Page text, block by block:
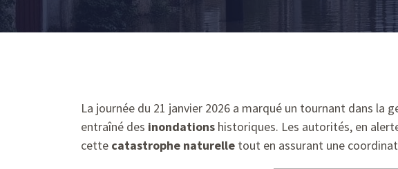
La journée du 21 janvier 2026 a marqué un tournant dans la
entraîné des inondations historiques. Les autorités, en
cette catastrophe naturelle tout en assurant une